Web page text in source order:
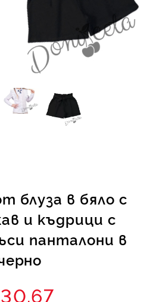
блуза в бяло с
и къдрици с
панталони в